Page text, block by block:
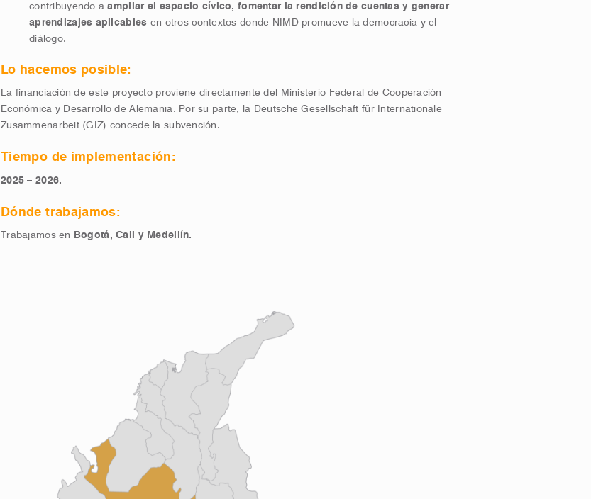
contribuyendo aampliar el espacio cívico, fomentar la rendición de cuentas y generar
aprendizajes aplicables en otros contextos donde NIMD promueve la democracia y el
diálogo.
Lo hacemos posible:
La financiación de este proyecto proviene directamente del Ministerio Federal de Cooperación
Económica y Desarrollo de Alemania. Por su parte, la Deutsche Gesellschaft für Internationale
Zusammenarbeit (GIZ) concede la subvención.
Tiempo de implementación:
2025 – 2026.
Dónde trabajamos:
Trabajamos en Bogotá, Cali y Medellín.